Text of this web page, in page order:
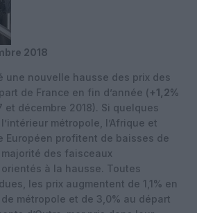
2018
une nouvelle hausse des prix des
de France en fin d’année (+1,2%
et décembre 2018). Si quelques
métropole, l’Afrique et
Européen profitent de baisses de
des faisceaux
à la hausse. Toutes
les prix augmentent de 1,1% en
métropole et de 3,0% au départ